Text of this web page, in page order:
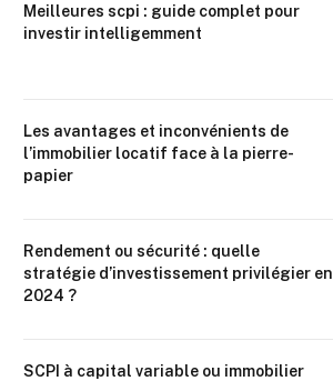
Meilleures scpi : guide complet pour
investir intelligemment
Les avantages et inconvénients de
l’immobilier locatif face à la pierre-
papier
Rendement ou sécurité : quelle
stratégie d’investissement privilégier en
2024 ?
SCPI à capital variable ou immobilier